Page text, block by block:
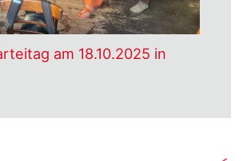
am 18.10.2025 in